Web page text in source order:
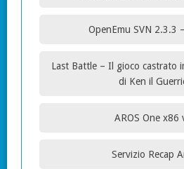
OpenEmu SVN 2.3.3
Last Battle – Il gioco castrato
di Ken il
AROS One x86
Servizio Recap